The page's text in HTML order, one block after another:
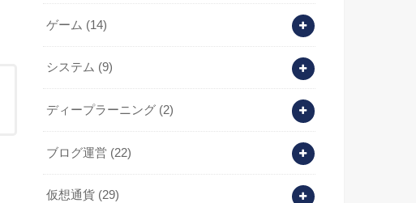
ゲーム (14)
システム (9)
ディープラーニング (2)
ブログ運営 (22)
仮想通貨 (29)